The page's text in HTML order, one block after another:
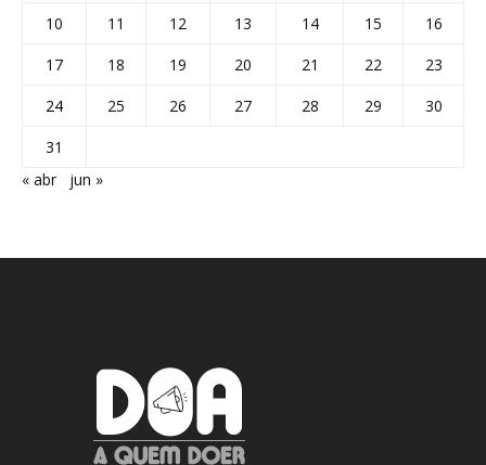
10
11 12 13 14 15
16
17
18 19 20 21 22
23
24
25 26 27 28 29
30
31
« abr
jun »